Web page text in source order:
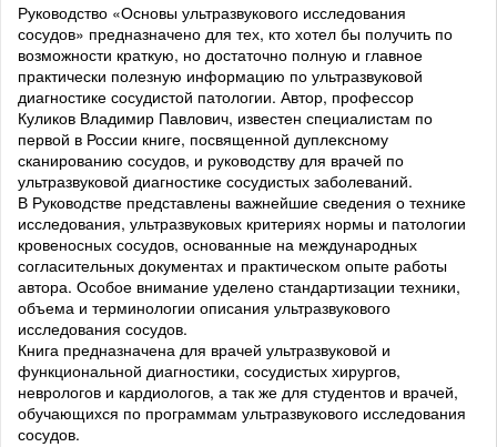
Руководство «Основы ультразвукового исследования
сосудов» предназначено для тех, кто хотел бы получить по
возможности краткую, но достаточно полную и главное
практически полезную информацию по ультразвуковой
диагностике сосудистой патологии. Автор, профессор
Куликов Владимир Павлович, известен специалистам по
первой в России книге, посвященной дуплексному
сканированию сосудов, и руководству для врачей по
ультразвуковой диагностике сосудистых заболеваний.
В Руководстве представлены важнейшие сведения о технике
исследования, ультразвуковых критериях нормы и патологии
кровеносных сосудов, основанные на международных
согласительных документах и практическом опыте работы
автора. Особое внимание уделено стандартизации техники,
объема и терминологии описания ультразвукового
исследования сосудов.
Книга предназначена для врачей ультразвуковой и
функциональной диагностики, сосудистых хирургов,
неврологов и кардиологов, а так же для студентов и врачей,
обучающихся по программам ультразвукового исследования
сосудов.